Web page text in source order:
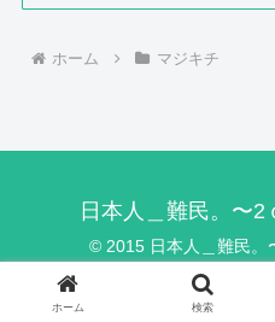
ホーム マジキチ
日本人＿難民。〜2
© 2015 日本人＿難民。
ホーム 検索